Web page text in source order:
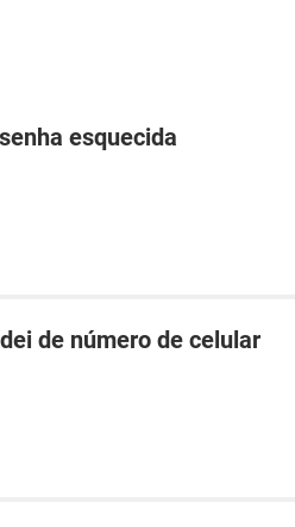
esquecida
de número de celular